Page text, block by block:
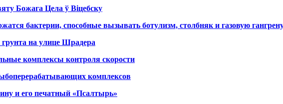
Божага Цела ў Віцебску
бактерии, способные вызывать ботулизм, столбняк и газовую
на улице Шрадера
комплексы контроля скорости
комплексов
и его печатный «Псалтырь»